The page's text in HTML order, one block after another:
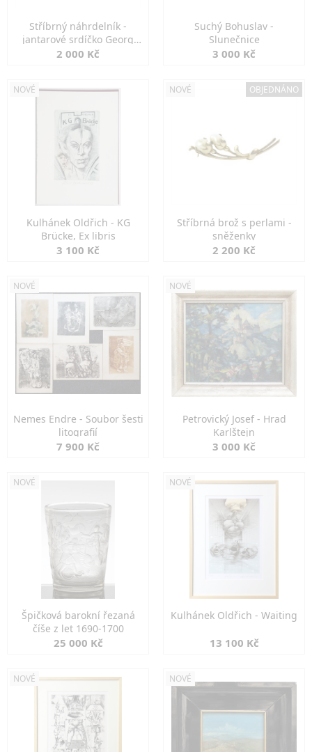
Stříbrný náhrdelník -
jantarové srdíčko Georg
Kramer
2 000 Kč
Suchý Bohuslav -
Slunečnice
3 000 Kč
NOVÉ
Kulhánek Oldřich - KG
Brücke, Ex libris
3 100 Kč
NOVÉ OBJEDNÁNO
Stříbrná brož s perlami -
sněženky
2 200 Kč
NOVÉ
Nemes Endre - Soubor šesti
litografií
7 900 Kč
NOVÉ
Petrovický Josef - Hrad
Karlštejn
3 000 Kč
NOVÉ
Špičková barokní řezaná
číše z let 1690-1700
25 000 Kč
NOVÉ
Kulhánek Oldřich - Waiting
13 100 Kč
NOVÉ NOVÉ